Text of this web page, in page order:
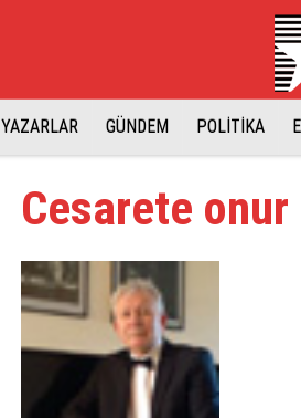
YAZARLAR GÜNDEM POLİTİKA
Cesarete onur